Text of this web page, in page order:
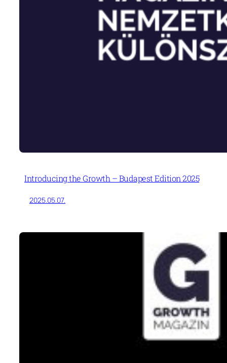
Introducing the Growth – Budapest Edition 2025
2025.05.07.